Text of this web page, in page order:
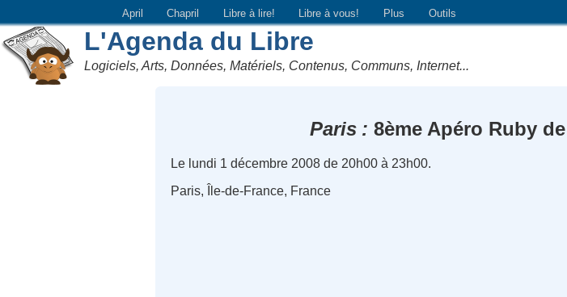
April Chapril Libre à lire! Libre à vous! Plus Outils
L'Agenda du Libre
Logiciels, Arts, Données, Matériels, Contenus, Communs, Internet...
Paris 8ème Apéro Ruby
Le lundi 1 décembre 2008 de 20h00 à 23h00.
Paris, Île-de-France, France